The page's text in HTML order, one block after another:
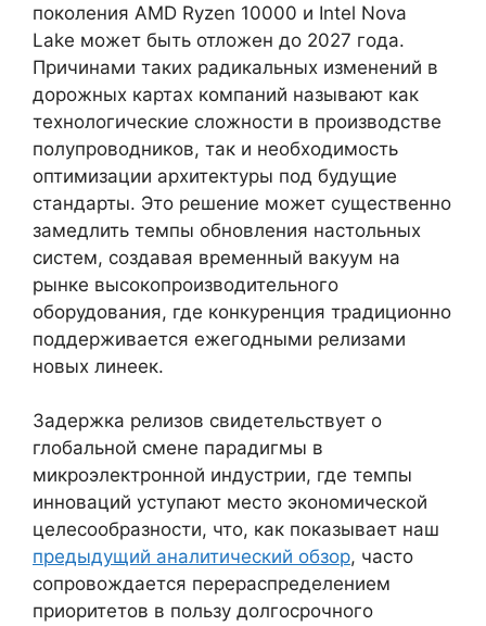
поколения AMD Ryzen 10000 и Intel Nova
Lake может быть отложен до 2027 года.
Причинами таких радикальных изменений в
дорожных картах компаний называют как
технологические сложности в производстве
полупроводников, так и необходимость
оптимизации архитектуры под будущие
стандарты. Это решение может существенно
замедлить темпы обновления настольных
систем, создавая временный вакуум на
рынке высокопроизводительного
оборудования, где конкуренция традиционно
поддерживается ежегодными релизами
новых линеек.
Задержка релизов свидетельствует о
глобальной смене парадигмы в
микроэлектронной индустрии, где темпы
инноваций уступают место экономической
целесообразности, что, как показывает наш
предыдущий аналитический обзор, часто
сопровождается перераспределением
приоритетов в пользу долгосрочного